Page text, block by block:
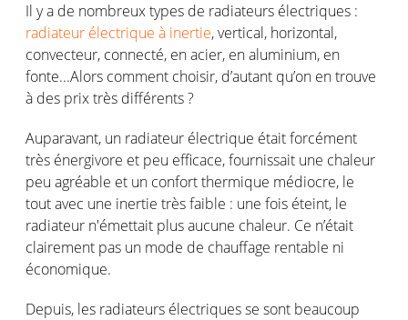
Il y a de nombreux types de radiateurs électriques :
radiateur électrique à inertie, vertical, horizontal,
convecteur, connecté, en acier, en aluminium, en
fonte...Alors comment choisir, d’autant qu’on en trouve
à des prix très différents ?
Auparavant, un radiateur électrique était forcément
très énergivore et peu efficace, fournissait une chaleur
peu agréable et un confort thermique médiocre, le
tout avec une inertie très faible : une fois éteint, le
radiateur n'émettait plus aucune chaleur. Ce n’était
clairement pas un mode de chauffage rentable ni
économique.
Depuis, les radiateurs électriques se sont beaucoup